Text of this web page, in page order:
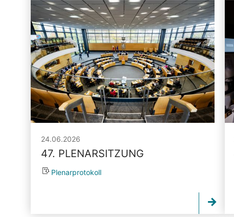
24.06.2026
47. PLENARSITZUNG
Plenarprotokoll